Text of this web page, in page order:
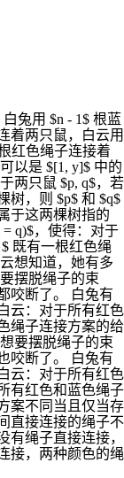
兔用 $n - 1$ 根蓝
着两只鼠，白云用
红色绳子连接着
以是 $[1, y]$ 中的
两只鼠 $p, q$，若
树，则 $p$ 和 $q$
于这两棵树指的
= q)$，使得：对于
既有一根红色绳
想知道，她有多
摆脱绳子的束
咬断了。 白兔有
云：对于所有红色
绳子连接方案的给
要摆脱绳子的束
咬断了。 白兔有
云：对于所有红色
有红色和蓝色绳子
案不同当且仅当存
直接连接的绳子不
有绳子直接连接，
接，两种颜色的绳